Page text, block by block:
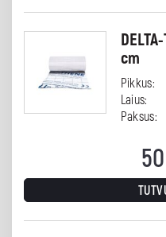
cm
Pikkus:
Laius:
Paksus: